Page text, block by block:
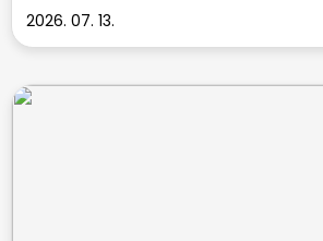
2026. 07. 13.